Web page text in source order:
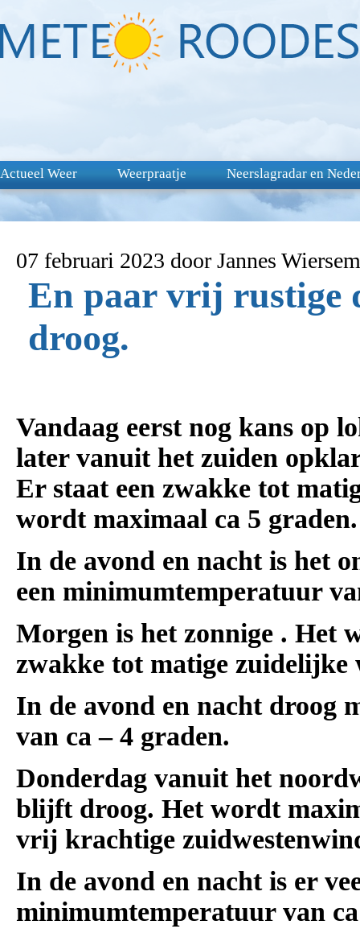
Actueel Weer Weerpraatje Neerslagradar en
07 februari 2023 door Jannes
En paar vrij rustige
droog.
Vandaag eerst nog kans op
later vanuit het zuiden
Er staat een zwakke tot
wordt maximaal ca 5 graden.
In de avond en nacht is het
een minimumtemperatuur
Morgen is het zonnige . Het
zwakke tot matige zuidelijke
In de avond en nacht droog
van ca – 4 graden.
Donderdag vanuit het
blijft droog. Het wordt
vrij krachtige
In de avond en nacht is er
minimumtemperatuur van